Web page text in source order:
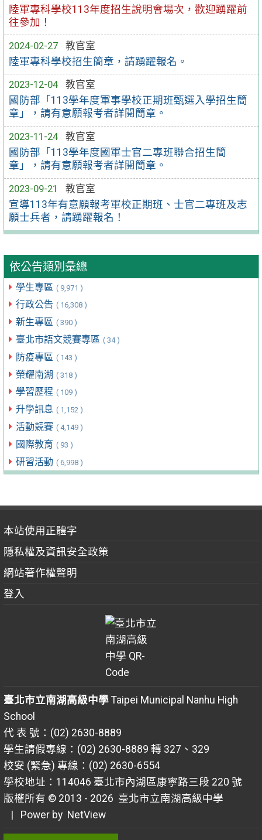
陸軍專科學校113年度招生說明會場次，歡迎踴躍前
往參加！
2024-02-27
教官室
陸軍專科學校招生簡章，請踴躍報名。
2023-12-04
教官室
國防部「113學年度軍事學校正期班甄選入學招生簡
章」，請有意願報考者詳閱簡章。
2023-11-24
教官室
國防部「113學年度國軍士官二專班聯合招生簡
章」，請有意願報考者詳閱簡章。
2023-09-21
教官室
宣導113年有意願報考軍校正期班、士官二專班及志
願士兵者，請踴躍報名！
依公告類別彙總
學生專區 ( 9,971 )
行政公告 ( 16,308 )
新生專區 ( 390 )
臺北市語文競賽專區 ( 34 )
防疫專區 ( 143 )
榮耀南湖 ( 318 )
學習歷程 ( 109 )
升學訊息 ( 1,152 )
活動競賽 ( 4,149 )
國際教育 ( 93 )
研習活動 ( 6,998 )
本站使用正體字
隱私權及資訊安全政策
網站著作權聲明
登入
臺北市立南湖高級中學Taipei Municipal Nanhu High
School
代 表 號：(02) 2630-8889
學生請假專線：(02) 2630-8889 轉 327、329
校安 (緊急) 專線：(02) 2630-6554
學校地址：114046 臺北市內湖區康寧路三段 220 號
版權所有 © 2013 - 2026 臺北市立南湖高級中學
| Power by NetView